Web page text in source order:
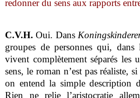
redonner du sens aux rapports
C.V.H. Oui. Dans
groupes de personnes qui,
vivent complètement séparés les
sens, le roman n’est pas réaliste,
on entend la simple description
Rien ne relie l’aristocratie